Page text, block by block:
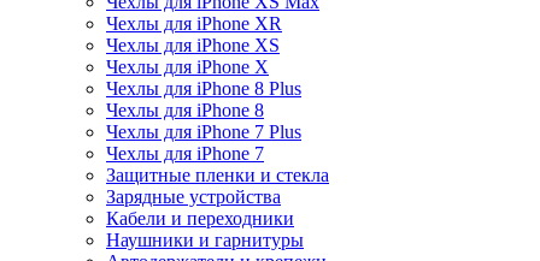
Чехлы для iPhone XR
Чехлы для iPhone XS
Чехлы для iPhone X
Чехлы для iPhone 8 Plus
Чехлы для iPhone 8
Чехлы для iPhone 7 Plus
Чехлы для iPhone 7
Защитные пленки и стекла
Зарядные устройства
Кабели и переходники
Наушники и гарнитуры